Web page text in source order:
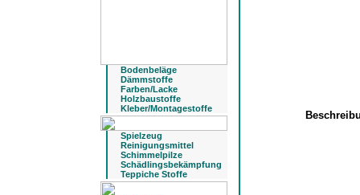
Bodenbeläge
Dämmstoffe
Farben/Lacke
Holzbaustoffe
Kleber/Montagestoffe
Spielzeug
Reinigungsmittel
Schimmelpilze
Schädlingsbekämpfung
Teppiche Stoffe